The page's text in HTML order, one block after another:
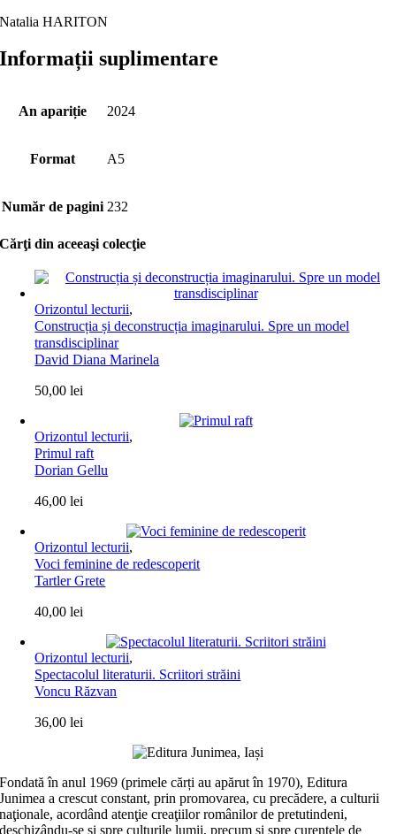
Natalia HARITON
Informații suplimentare
An apariție 2024
Format A5
Număr de pagini 232
Cărţi din aceeaşi colecţie
Orizontul lecturii,
Construcția și deconstrucția imaginarului. Spre un model
transdisciplinar
David Diana Marinela
50,00lei
Orizontul lecturii,
Primul raft
Dorian Gellu
46,00lei
Orizontul lecturii,
Voci feminine de redescoperit
Tartler Grete
40,00lei
Orizontul lecturii,
Spectacolul literaturii. Scriitori străini
Voncu Răzvan
36,00lei
Fondată în anul 1969 (primele cărți au apărut în 1970), Editura
Junimea a crescut constant, prin promovarea, cu precădere, a culturii
naţionale, acordând atenţie creaţiilor românilor de pretutindeni,
deschizându-se şi spre culturile lumii, precum şi spre curentele de